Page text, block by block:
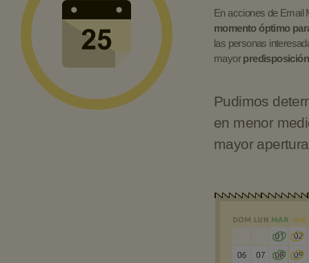
En acciones de Email
momento óptimo
las personas
mayor
Pudimos
en menor
mayor